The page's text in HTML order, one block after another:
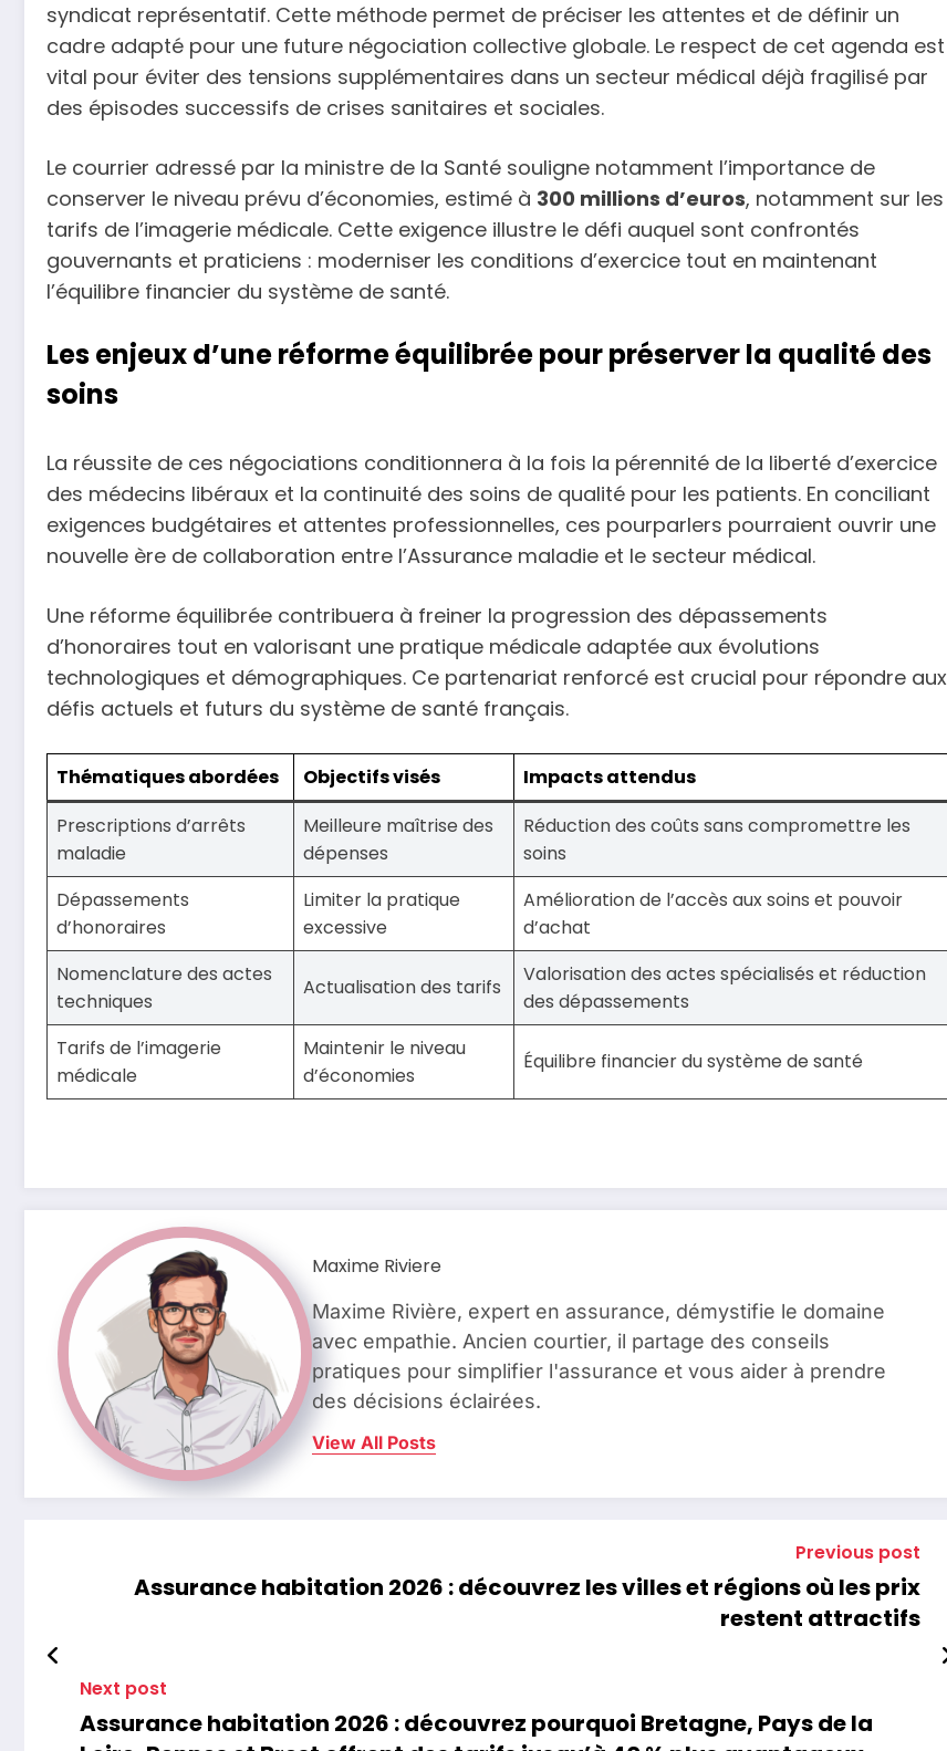
syndicat représentatif. Cette méthode permet de préciser les attentes et de définir un
cadre adapté pour une future négociation collective globale. Le respect de cet agenda est
vital pour éviter des tensions supplémentaires dans un secteur médical déjà fragilisé par
des épisodes successifs de crises sanitaires et sociales.
Le courrier adressé par la ministre de la Santé souligne notamment l’importance de
conserver le niveau prévu d’économies, estimé à 300 millions d’euros, notamment sur les
tarifs de l’imagerie médicale. Cette exigence illustre le défi auquel sont confrontés
gouvernants et praticiens : moderniser les conditions d’exercice tout en maintenant
l’équilibre financier du système de santé.
Les enjeux d’une réforme équilibrée pour préserver la qualité des
soins
La réussite de ces négociations conditionnera à la fois la pérennité de la liberté d’exercice
des médecins libéraux et la continuité des soins de qualité pour les patients. En conciliant
exigences budgétaires et attentes professionnelles, ces pourparlers pourraient ouvrir une
nouvelle ère de collaboration entre l’Assurance maladie et le secteur médical.
Une réforme équilibrée contribuera à freiner la progression des dépassements
d’honoraires tout en valorisant une pratique médicale adaptée aux évolutions
technologiques et démographiques. Ce partenariat renforcé est crucial pour répondre aux
défis actuels et futurs du système de santé français.
Thématiques abordées Objectifs visés
Impacts attendus
Prescriptions d’arrêts
maladie
Meilleure maîtrise des
dépenses
Réduction des coûts sans compromettre les
soins
Dépassements
d’honoraires
Limiter la pratique
excessive
Amélioration de l’accès aux soins et pouvoir
d’achat
Nomenclature des actes
techniques
Actualisation des tarifs
Valorisation des actes spécialisés et réduction
des dépassements
Tarifs de l’imagerie
médicale
Maintenir le niveau
d’économies
Équilibre financier du système de santé
Maxime Riviere
Maxime Rivière, expert en assurance, démystifie le domaine
avec empathie. Ancien courtier, il partage des conseils
pratiques pour simplifier l'assurance et vous aider à prendre
des décisions éclairées.
View All Posts
Previous post
Assurance habitation 2026 : découvrez les villes et régions où les prix
restent attractifs
Next post
Assurance habitation 2026 : découvrez pourquoi Bretagne, Pays de la